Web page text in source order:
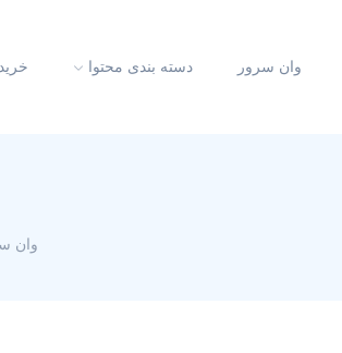
وان سرور دسته بندی محتوا خرید VPS
وان